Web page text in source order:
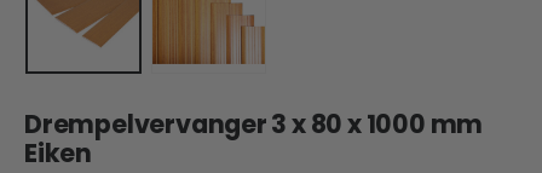
Drempelvervanger 3 x 80 x 1000 mm
Eiken